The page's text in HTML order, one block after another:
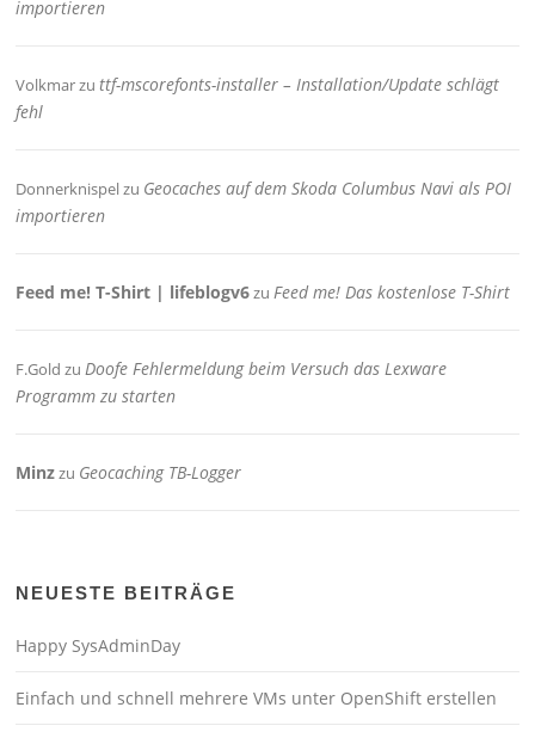
importieren
Volkmarzuttf-mscorefonts-installer – Installation/Update schlägt
fehl
Donnerknispelzu Geocaches auf dem Skoda Columbus Navi als POI
importieren
Feed me! T-Shirt | lifeblogv6zuFeed me! Das kostenlose T-Shirt
F.Gold zuDoofe Fehlermeldung beim Versuch das Lexware
Programm zu starten
Minzzu Geocaching TB-Logger
NEUESTE BEITRÄGE
Happy SysAdminDay
Einfach und schnell mehrere VMs unter OpenShift erstellen